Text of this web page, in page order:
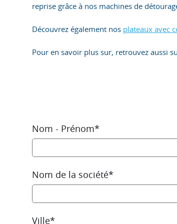
reprise grâce à nos machines de
Découvrez également nos plateaux avec
Pour en savoir plus sur, retrouvez aussi
Nom - Prénom*
Nom de la société*
Ville*